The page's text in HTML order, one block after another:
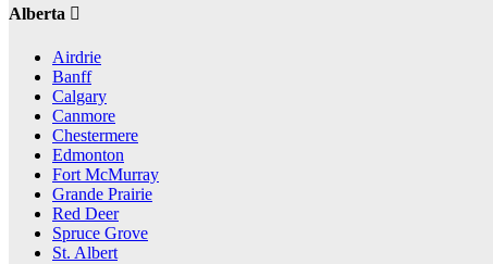
Alberta
Airdrie
Banff
Calgary
Canmore
Chestermere
Edmonton
Fort McMurray
Grande Prairie
Red Deer
Spruce Grove
St. Albert